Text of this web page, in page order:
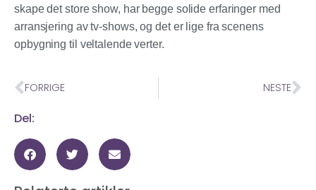
skape det store show, har begge solide erfaringer med
arransjering av tv-shows, og det er lige fra scenens
opbygning til veltalende verter.
FORRIGE NESTE
Del: